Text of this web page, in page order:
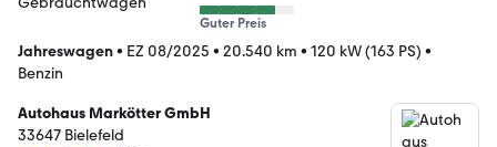
Guter Preis
Jahreswagen• EZ 08/2025 • 20.540 km • 120 kW (163 PS) •
Benzin
Autohaus Markötter GmbH
33647 Bielefeld